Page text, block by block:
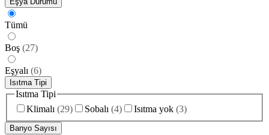
Tümü
Boş (27)
Eşyalı (6)
Isıtma Tipi
Isıtma Tipi
Klimalı (29) Sobalı (4) Isıtma yok (3)
Banyo Sayısı